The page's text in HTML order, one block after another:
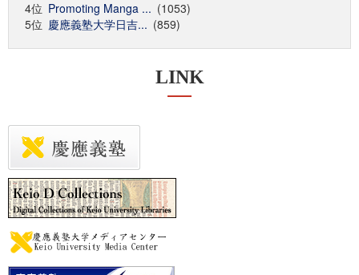
4位 Promoting Manga ... (1053)
5位 慶應義塾大学日吉... (859)
LINK